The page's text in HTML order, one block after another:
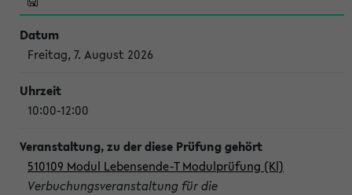
Freitag, 7. August 2026
10:00-12:00
510109 Modul Lebensende-T Modulprüfung (Kl)
Verbuchungsveranstaltung für die